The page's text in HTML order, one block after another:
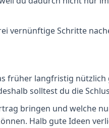
vernünftige Schritte
früher langfristig
solltest du die
bringen und welche
Halb gute Ideen